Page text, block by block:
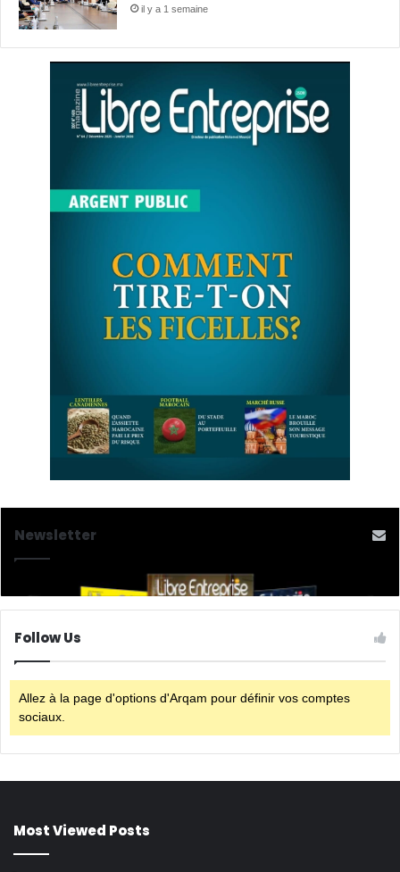
il y a 1 semaine
Newsletter
Follow Us
Allez à la page d'options d'Arqam pour définir vos comptes
sociaux.
Most Viewed Posts